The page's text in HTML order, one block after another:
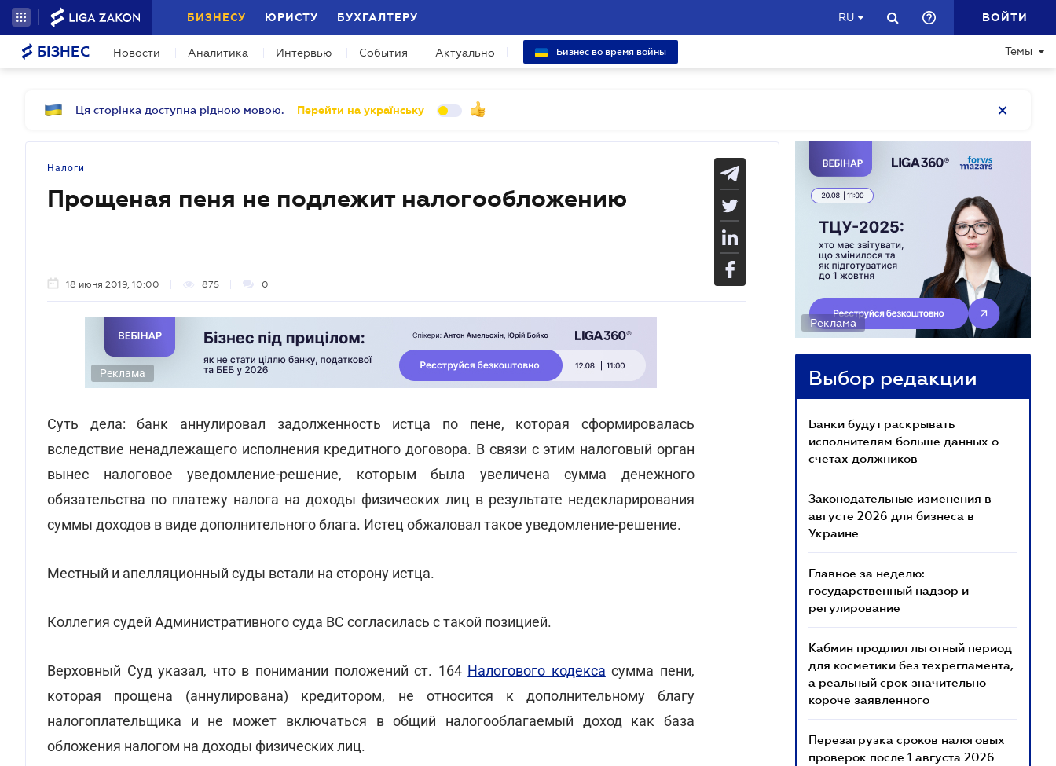
БИЗНЕСУ ЮРИСТУ БУХГАЛТЕРУ RU ВОЙТИ
БІЗНЕС Новости Аналитика Интервью События Актуально Бизнес во время войны Темы
Ця сторінка доступна рідною мовою. Перейти на українську
Налоги
Прощеная пеня не подлежит налогообложению
18 июня 2019, 10:00 875 0
Реклама
Суть дела: банк аннулировал задолженность истца по пене, которая сформировалась
вследствие ненадлежащего исполнения кредитного договора. В связи с этим налоговый орган
вынес налоговое уведомление-решение, которым была увеличена сумма денежного
обязательства по платежу налога на доходы физических лиц в результате недекларирования
суммы доходов в виде дополнительного блага. Истец обжаловал такое уведомление-решение.
Местный и апелляционный суды встали на сторону истца.
Коллегия судей Административного суда ВС согласилась с такой позицией.
Верховный Суд указал, что в понимании положений ст. 164 Налогового кодекса сумма пени,
которая прощена (аннулирована) кредитором, не относится к дополнительному благу
налогоплательщика и не может включаться в общий налогооблагаемый доход как база
обложения налогом на доходы физических лиц.
Реклама
Выбор редакции
Банки будут раскрывать
исполнителям больше данных о
счетах должников
Законодательные изменения в
августе 2026 для бизнеса в
Украине
Главное за неделю:
государственный надзор и
регулирование
Кабмин продлил льготный период
для косметики без техрегламента,
а реальный срок значительно
короче заявленного
Перезагрузка сроков налоговых
проверок после 1 августа 2026